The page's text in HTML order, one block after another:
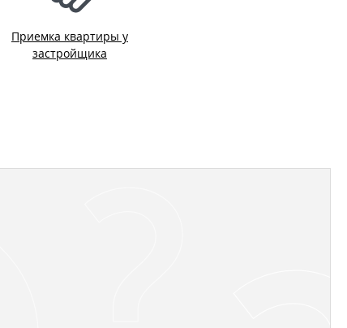
Приемка квартиры у
застройщика